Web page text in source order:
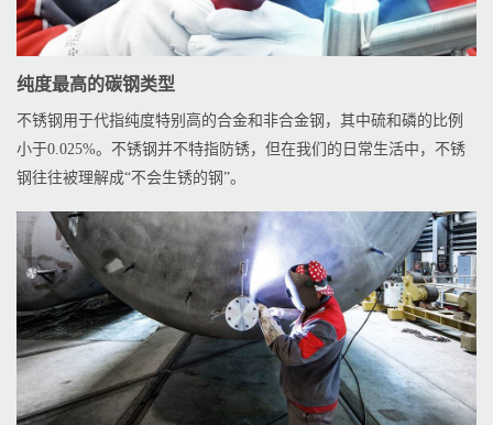
纯度最高的碳钢类型
不锈钢用于代指纯度特别高的合金和非合金钢，其中硫和磷的比例
小于0.025%。不锈钢并不特指防锈，但在我们的日常生活中，不锈
钢往往被理解成“不会生锈的钢”。